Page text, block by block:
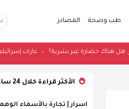
طب وصحة المصادر
القمر: هل هناك حضارة غير بشرية؟ •غارات
الأكثر قراءة خلال 24 ساعة
اسرار | تجارة بالأسماء